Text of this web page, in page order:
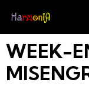
WEEK-